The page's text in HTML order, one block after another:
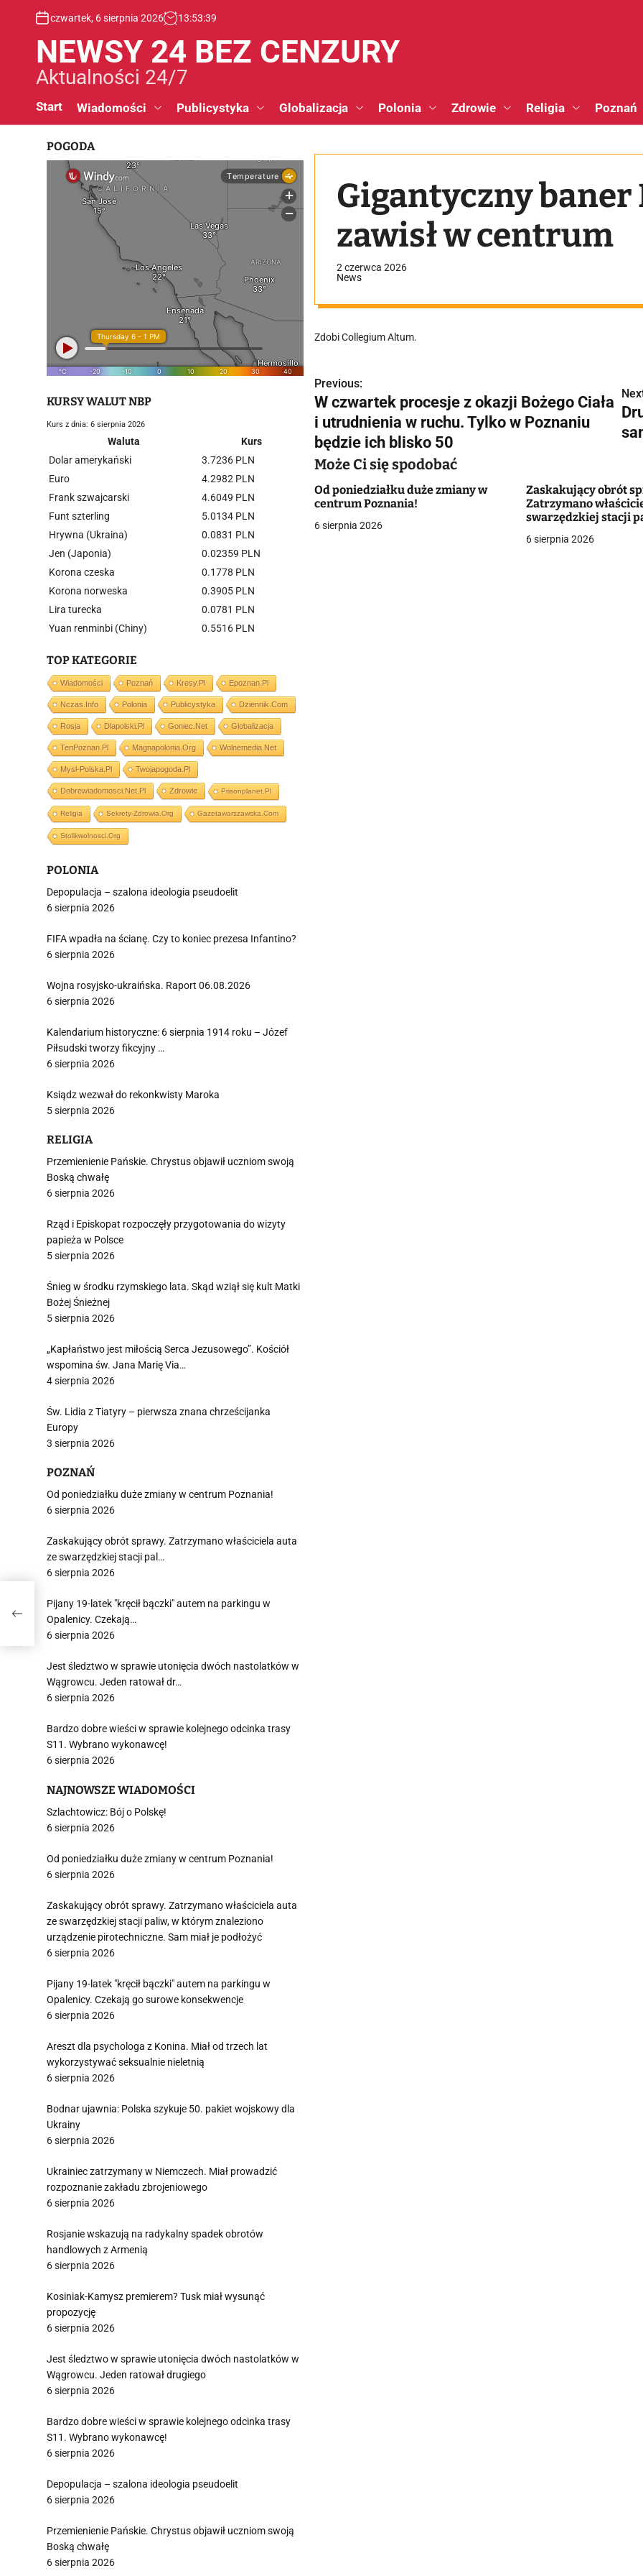
czwartek, 6 sierpnia 2026 13:53:40
NEWSY 24 BEZ CENZURY
Aktualności 24/7
Start Wiadomości Publicystyka Globalizacja Polonia Zdrowie Religia Poznań
Gigantyczny baner
zawisł w centrum
2 czerwca 2026
News
Zdobi Collegium Altum.
N
a
w
i
g
a
Previous:
W czwartek procesje z okazji Bożego Ciała
i utrudnienia w ruchu. Tylko w Poznaniu
będzie ich blisko 50
Może Ci się spodobać
Od poniedziałku duże zmiany w
centrum Poznania!
6 sierpnia 2026
Zaskakujący obrót
Zatrzymano
swarzędzkiej stacji
pirotechniczne. Sam
6 sierpnia 2026
POGODA
KURSY WALUT NBP
Kurs z dnia: 6 sierpnia 2026
Waluta
Kurs
Dolar amerykański
3.7236 PLN
Euro
4.2982 PLN
Frank szwajcarski
4.6049 PLN
Funt szterling
5.0134 PLN
Hrywna (Ukraina)
0.0831 PLN
Jen (Japonia)
0.02359 PLN
Korona czeska
0.1778 PLN
Korona norweska
0.3905 PLN
Lira turecka
0.0781 PLN
Yuan renminbi (Chiny)
0.5516 PLN
TOP KATEGORIE
Wiadomości Poznań Kresy.pl Epoznan.pl
Nczas.info Polonia Publicystyka Dziennik.com
Rosja Dlapolski.pl Goniec.net Globalizacja
TenPoznan.pl Magnapolonia.org Wolnemedia.net
Mysl-Polska.pl Twojapogoda.pl
Dobrewiadomosci.net.pl Zdrowie Prisonplanet.pl
Religia Sekrety-Zdrowia.org Gazetawarszawska.com
Stolikwolnosci.org
POLONIA
Depopulacja – szalona ideologia pseudoelit
6 sierpnia 2026
FIFA wpadła na ścianę. Czy to koniec prezesa Infantino?
6 sierpnia 2026
Wojna rosyjsko-ukraińska. Raport 06.08.2026
6 sierpnia 2026
Kalendarium historyczne: 6 sierpnia 1914 roku – Józef
Piłsudski tworzy fikcyjny …
6 sierpnia 2026
Ksiądz wezwał do rekonkwisty Maroka
5 sierpnia 2026
RELIGIA
Przemienienie Pańskie. Chrystus objawił uczniom swoją
Boską chwałę
6 sierpnia 2026
Rząd i Episkopat rozpoczęły przygotowania do wizyty
papieża w Polsce
5 sierpnia 2026
Śnieg w środku rzymskiego lata. Skąd wziął się kult Matki
Bożej Śnieżnej
5 sierpnia 2026
„Kapłaństwo jest miłością Serca Jezusowego”. Kościół
wspomina św. Jana Marię Via…
4 sierpnia 2026
Św. Lidia z Tiatyry – pierwsza znana chrześcijanka
Europy
3 sierpnia 2026
POZNAŃ
Od poniedziałku duże zmiany w centrum Poznania!
6 sierpnia 2026
Zaskakujący obrót sprawy. Zatrzymano właściciela auta
ze swarzędzkiej stacji pal…
6 sierpnia 2026
Pijany 19-latek "kręcił bączki" autem na parkingu w
Opalenicy. Czekają…
6 sierpnia 2026
Jest śledztwo w sprawie utonięcia dwóch nastolatków w
Wągrowcu. Jeden ratował dr…
6 sierpnia 2026
Bardzo dobre wieści w sprawie kolejnego odcinka trasy
S11. Wybrano wykonawcę!
6 sierpnia 2026
NAJNOWSZE WIADOMOŚCI
Szlachtowicz: Bój o Polskę!
6 sierpnia 2026
Od poniedziałku duże zmiany w centrum Poznania!
6 sierpnia 2026
Zaskakujący obrót sprawy. Zatrzymano właściciela auta
ze swarzędzkiej stacji paliw, w którym znaleziono
urządzenie pirotechniczne. Sam miał je podłożyć
6 sierpnia 2026
Pijany 19-latek "kręcił bączki" autem na parkingu w
Opalenicy. Czekają go surowe konsekwencje
6 sierpnia 2026
Areszt dla psychologa z Konina. Miał od trzech lat
wykorzystywać seksualnie nieletnią
6 sierpnia 2026
Bodnar ujawnia: Polska szykuje 50. pakiet wojskowy dla
Ukrainy
6 sierpnia 2026
Ukrainiec zatrzymany w Niemczech. Miał prowadzić
rozpoznanie zakładu zbrojeniowego
6 sierpnia 2026
Rosjanie wskazują na radykalny spadek obrotów
handlowych z Armenią
6 sierpnia 2026
Kosiniak-Kamysz premierem? Tusk miał wysunąć
propozycję
6 sierpnia 2026
Jest śledztwo w sprawie utonięcia dwóch nastolatków w
Wągrowcu. Jeden ratował drugiego
6 sierpnia 2026
Bardzo dobre wieści w sprawie kolejnego odcinka trasy
S11. Wybrano wykonawcę!
6 sierpnia 2026
Depopulacja – szalona ideologia pseudoelit
6 sierpnia 2026
Przemienienie Pańskie. Chrystus objawił uczniom swoją
Boską chwałę
6 sierpnia 2026